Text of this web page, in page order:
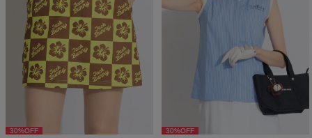
30%OFF 30%OFF